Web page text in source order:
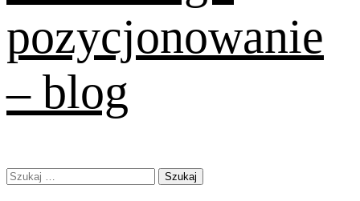
pozycjonowanie
– blog
Primary
Menu
Szukaj: